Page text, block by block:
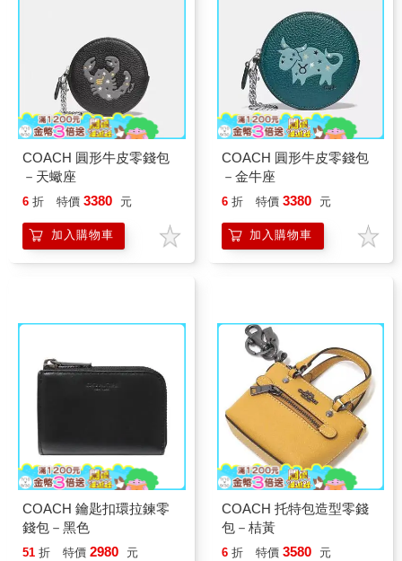
COACH 圓形牛皮零錢包
－天蠍座
6 折 特價 3380 元
加入購物車
COACH 圓形牛皮零錢包
－金牛座
6 折 特價 3380 元
加入購物車
COACH 鑰匙扣環拉鍊零
錢包－黑色
51 折 特價 2980 元
COACH 托特包造型零錢
包－桔黃
6 折 特價 3580 元